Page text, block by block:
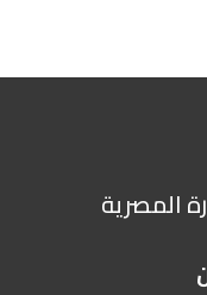
المصرية